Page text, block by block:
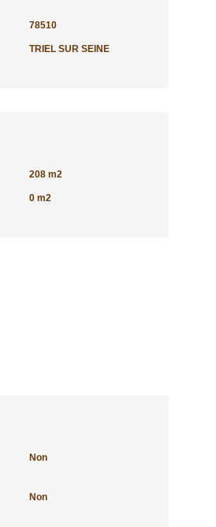
78510
TRIEL SUR SEINE
208 m2
0 m2
Non
Non